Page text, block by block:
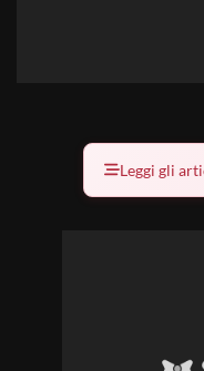
Leggi gli